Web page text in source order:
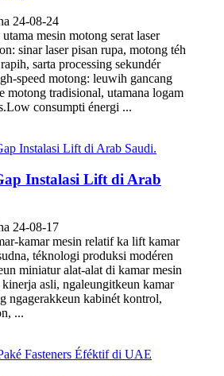
24-08-24
mesin motong serat laser
sinar laser pisan rupa, motong téh
sarta processing sekundér
speed motong: leuwih gancang
motong tradisional, utamana logam
consumpti énergi ...
Instalasi Lift di Arab
24-08-17
kamar mesin relatif ka lift kamar
téknologi produksi modéren
miniatur alat-alat di kamar mesin
asli, ngaleungitkeun kamar
ngagerakkeun kabinét kontrol,
...